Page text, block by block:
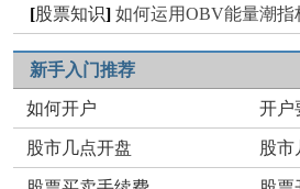
[股票知识] 如何运用OBV能量潮指
新手入门推荐
如何开户 开户
股市几点开盘 股市